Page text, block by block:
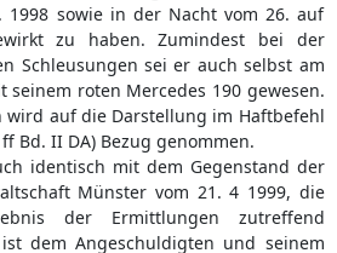
1998 sowie in der Nacht vom 26. auf
zu haben. Zumindest bei der
Schleusungen sei er auch selbst am
seinem roten Mercedes 190 gewesen.
wird auf die Darstellung im Haftbefehl
Bd. II DA) Bezug genommen.
identisch mit dem Gegenstand der
Münster vom 21. 4 1999, die
der Ermittlungen zutreffend
dem Angeschuldigten und seinem